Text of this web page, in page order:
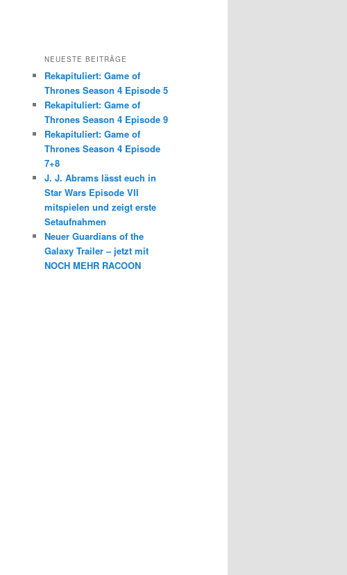
NEUESTE BEITRÄGE
Rekapituliert: Game of
Thrones Season 4 Episode 5
Rekapituliert: Game of
Thrones Season 4 Episode 9
Rekapituliert: Game of
Thrones Season 4 Episode
7+8
J. J. Abrams lässt euch in
Star Wars Episode VII
mitspielen und zeigt erste
Setaufnahmen
Neuer Guardians of the
Galaxy Trailer – jetzt mit
NOCH MEHR RACOON